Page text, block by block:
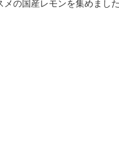
の国産レモンを集めまし